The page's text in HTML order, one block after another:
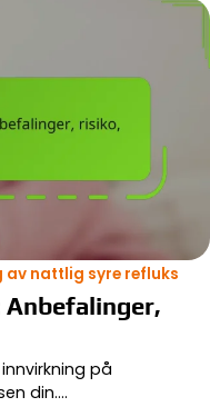
nattlig syre refluks
på
din.…